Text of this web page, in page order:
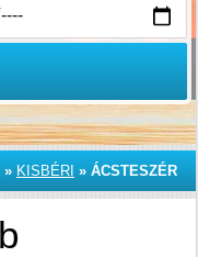
» KISBÉRI » ÁCSTESZÉR